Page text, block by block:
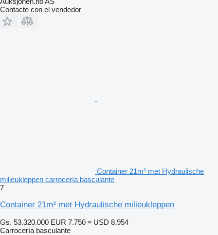
Contacte con el vendedor
Container 21m³ met Hydraulische
milieukleppen carrocería basculante
7
Container 21m³ met Hydraulische milieukleppen
Gs. 53.320.000 EUR 7.750 ≈ USD 8.954
Carrocería basculante